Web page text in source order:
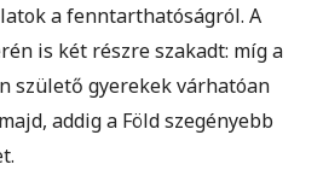
a fenntarthatóságról. A
is két részre szakadt: míg a
születő gyerekek várhatóan
addig a Föld szegényebb